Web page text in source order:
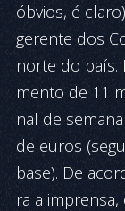
óbvios, é
gerente dos
norte do
mento de 11
nal de
de euros
base). De
ra a